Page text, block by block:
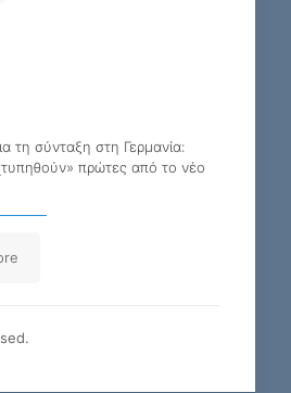
τη σύνταξη στη Γερμανία:
πρώτες από το νέο